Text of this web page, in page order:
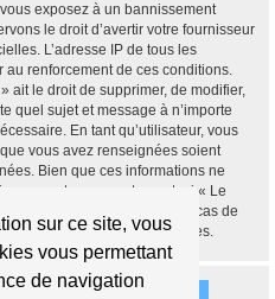
sur ce site, vous
vous permettant
de navigation
exposez à un bannissement
le droit d’avertir votre fournisseur
L’adresse IP de tous les
au renforcement de ces conditions.
ait le droit de supprimer, de modifier,
quel sujet et message à n’importe
En tant qu’utilisateur, vous
vous avez renseignées soient
Bien que ces informations ne
sans votre consentement, ni « Le
comme responsables en cas de
à compromettre vos données.